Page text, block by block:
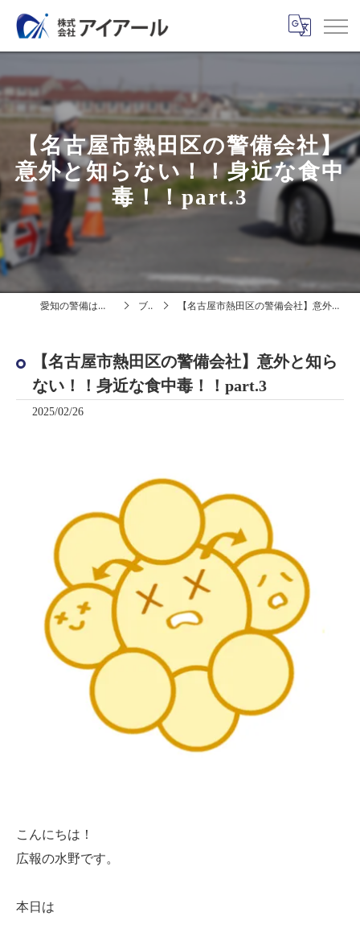
【名古屋市熱田区の警備会社】
意外と知らない！！身近な食中
毒！！part.3
愛知の警備は株式会社アイアール ブログ 【名古屋市熱田区の警備会社】意外と知らない！！身近な食中毒！！part.3
【名古屋市熱田区の警備会社】意外と知ら
ない！！身近な食中毒！！part.3
2025/02/26
こんにちは！
広報の水野です。
本日は